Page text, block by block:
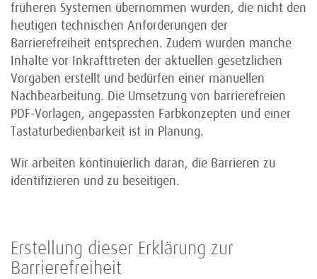
früheren Systemen übernommen wurden, die nicht den
heutigen technischen Anforderungen der
Barrierefreiheit entsprechen. Zudem wurden manche
Inhalte vor Inkrafttreten der aktuellen gesetzlichen
Vorgaben erstellt und bedürfen einer manuellen
Nachbearbeitung. Die Umsetzung von barrierefreien
PDF-Vorlagen, angepassten Farbkonzepten und einer
Tastaturbedienbarkeit ist in Planung.
Wir arbeiten kontinuierlich daran, die Barrieren zu
identifizieren und zu beseitigen.
Erstellung dieser Erklärung zur
Barrierefreiheit